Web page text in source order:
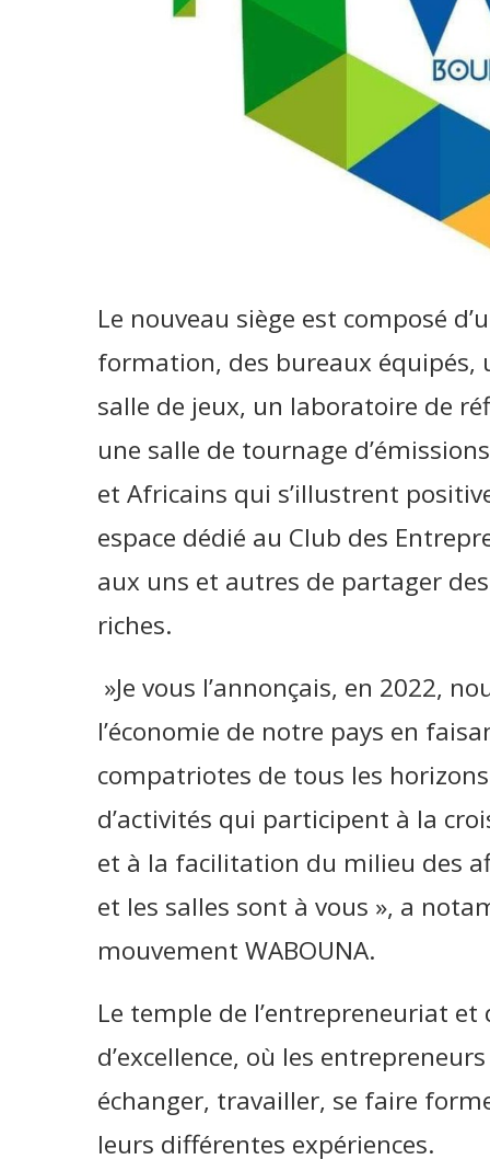
Le nouveau siège est composé
formation, des bureaux
salle de jeux, un laboratoire de
une salle de tournage
et Africains qui s’illustrent
espace dédié au Club des
aux uns et autres de partager
riches.
»Je vous l’annonçais, en 2022,
l’économie de notre pays en
compatriotes de tous les
d’activités qui participent à la
et à la facilitation du milieu des
et les salles sont à vous », a
mouvement WABOUNA.
Le temple de l’entrepreneuriat
d’excellence, où les
échanger, travailler, se faire
leurs différentes expériences.